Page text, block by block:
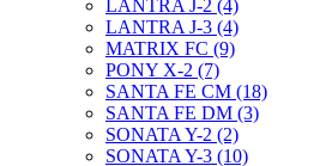
LANTRA J-2 (4)
LANTRA J-3 (4)
MATRIX FC (9)
PONY X-2 (7)
SANTA FE CM (18)
SANTA FE DM (3)
SONATA Y-2 (2)
SONATA Y-3 (10)